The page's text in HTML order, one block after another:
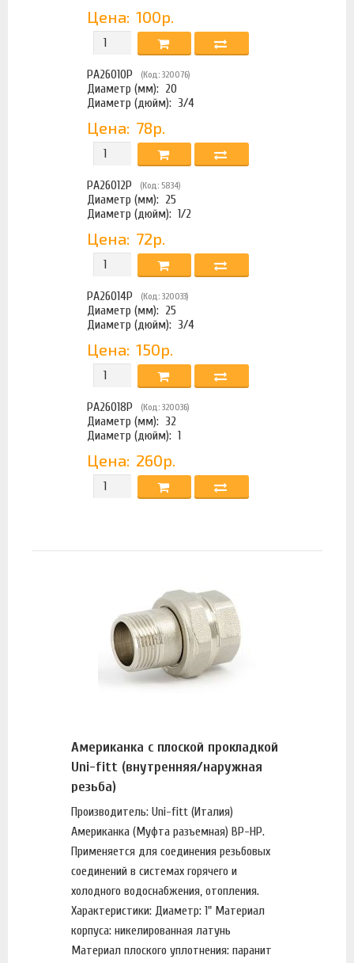
Цена: 100р.
PA26010P (Код: 320076)
Диаметр (мм): 20
Диаметр (дюйм): 3/4
Цена: 78р.
PA26012P (Код: 5834)
Диаметр (мм): 25
Диаметр (дюйм): 1/2
Цена: 72р.
PA26014P (Код: 320033)
Диаметр (мм): 25
Диаметр (дюйм): 3/4
Цена: 150р.
PA26018P (Код: 320036)
Диаметр (мм): 32
Диаметр (дюйм): 1
Цена: 260р.
Американка с плоской прокладкой
Uni-fitt (внутренняя/наружная
резьба)
Производитель: Uni-fitt (Италия)
Американка (Муфта разъемная) ВР-НР.
Применяется для соединения резьбовых
соединений в системах горячего и
холодного водоснабжения, отопления.
Характеристики: Диаметр: 1" Материал
корпуса: никелированная латунь
Материал плоского уплотнения: паранит